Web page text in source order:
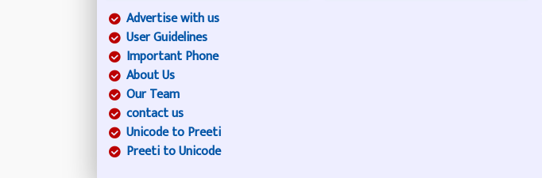
Advertise with us
User Guidelines
Important Phone
About Us
Our Team
contact us
Unicode to Preeti
Preeti to Unicode